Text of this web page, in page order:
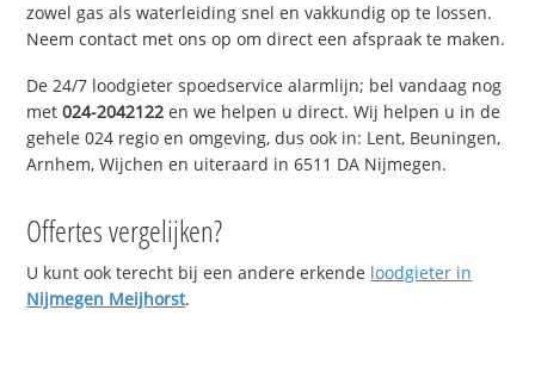
zowel gas als waterleiding snel en vakkundig op te lossen.
Neem contact met ons op om direct een afspraak te maken.
De 24/7 loodgieter spoedservice alarmlijn; bel vandaag nog
met024-2042122 en we helpen u direct. Wij helpen u in de
gehele 024 regio en omgeving, dus ook in: Lent, Beuningen,
Arnhem, Wijchen en uiteraard in 6511 DA Nijmegen.
Offertes vergelijken?
U kunt ook terecht bij een andere erkende loodgieter in
Nijmegen Meijhorst.